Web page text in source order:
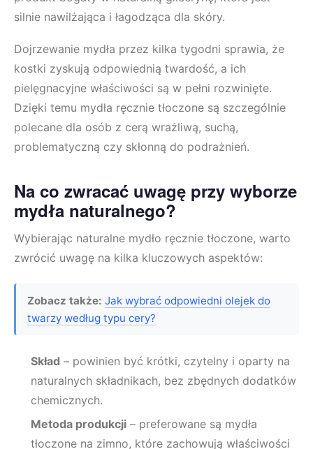
silnie nawilżająca i łagodząca dla skóry.
Dojrzewanie mydła przez kilka tygodni sprawia, że
kostki zyskują odpowiednią twardość, a ich
pielęgnacyjne właściwości są w pełni rozwinięte.
Dzięki temu mydła ręcznie tłoczone są szczególnie
polecane dla osób z cerą wrażliwą, suchą,
problematyczną czy skłonną do podrażnień.
Na co zwracać uwagę przy wyborze
mydła naturalnego?
Wybierając naturalne mydło ręcznie tłoczone, warto
zwrócić uwagę na kilka kluczowych aspektów:
Zobacz także: Jak wybrać odpowiedni olejek do
twarzy według typu cery?
Skład – powinien być krótki, czytelny i oparty na
naturalnych składnikach, bez zbędnych dodatków
chemicznych.
Metoda produkcji – preferowane są mydła
tłoczone na zimno, które zachowują właściwości